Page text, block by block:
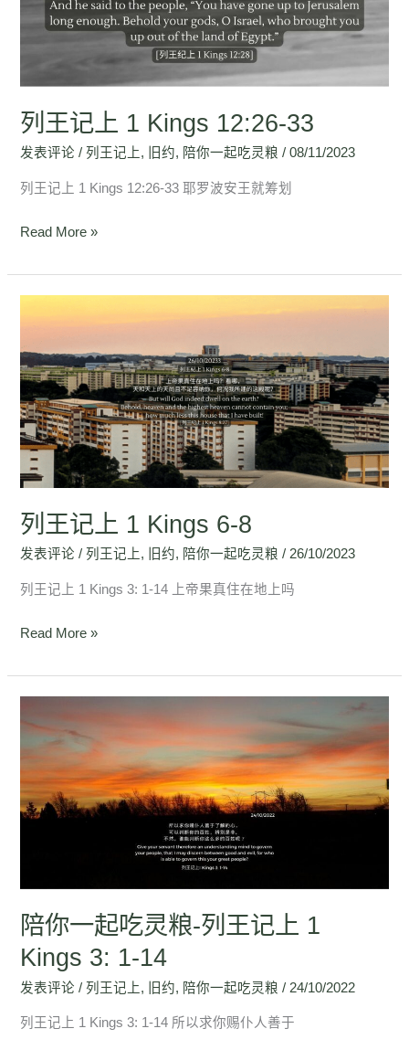
列王记上 1 Kings 12:26-33
发表评论 / 列王记上, 旧约, 陪你一起吃灵粮 /08/11/2023
列王记上 1 Kings 12:26-33 耶罗波安王就筹划
Read More »
列王记上 1 Kings 6-8
发表评论 / 列王记上, 旧约, 陪你一起吃灵粮 /26/10/2023
列王记上 1 Kings 3: 1-14 上帝果真住在地上吗
记
上
1
Kings
6-
8
Read More »
陪你一起吃灵粮-列王记上 1
Kings 3: 1-14
发表评论 / 列王记上, 旧约, 陪你一起吃灵粮 / 24/10/2022
列王记上 1 Kings 3: 1-14 所以求你赐仆人善于
你
一
起
吃
记
上
1
Kings
3: